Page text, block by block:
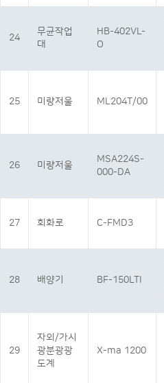
24
무균작업
대
HB-402VL-
O
25 미량저울 ML204T/00
26 미량저울
MSA224S-
000-DA
27 회화로 C-FMD3
28 배양기 BF-150LTI
29
자외/가시
광분광광
도계
X-ma 1200